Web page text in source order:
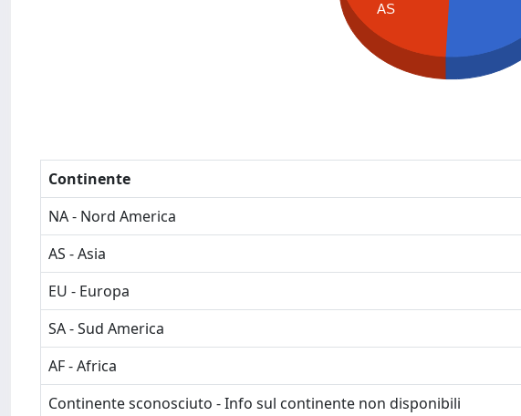
AS
Continente
NA - Nord America
AS - Asia
EU - Europa
SA - Sud America
AF - Africa
Continente sconosciuto - Info sul continente non disponibili